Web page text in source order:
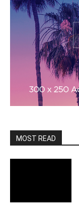
MOST READ